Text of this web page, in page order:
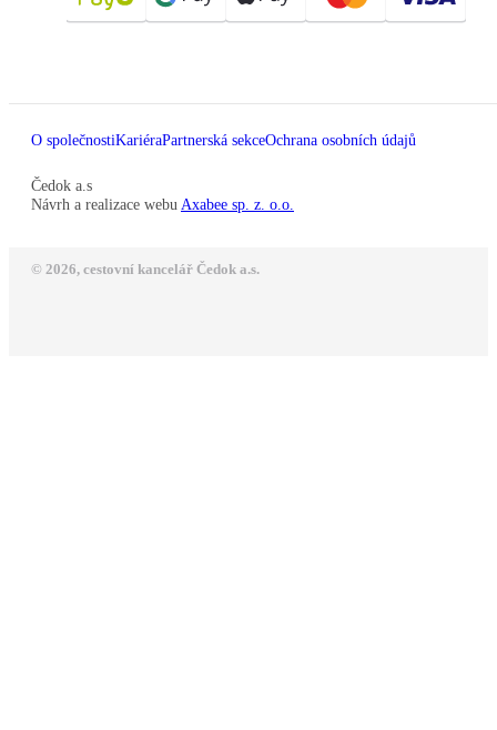
O společnostiKariéraPartnerská sekceOchrana osobních údajů
Čedok a.s
Návrh a realizace webu Axabee sp. z. o.o.
© 2026, cestovní kancelář Čedok a.s.